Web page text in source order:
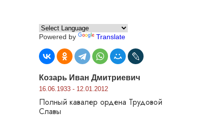
Powered by Translate
Козарь Иван Дмитриевич
16.06.1933 - 12.01.2012
Полный кавалер ордена Трудовой
Славы